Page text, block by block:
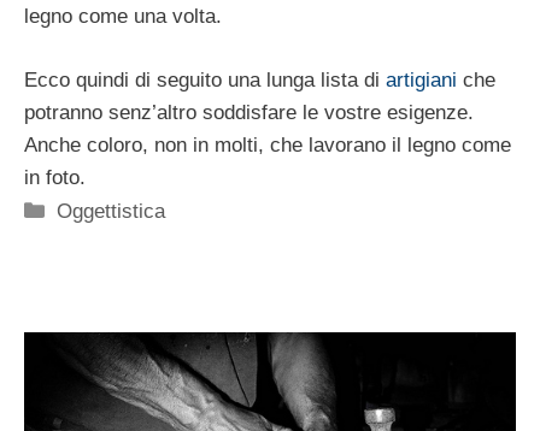
legno come una volta.
Ecco quindi di seguito una lunga lista di artigiani che
potranno senz’altro soddisfare le vostre esigenze.
Anche coloro, non in molti, che lavorano il legno come
in foto.
Categorie
Oggettistica